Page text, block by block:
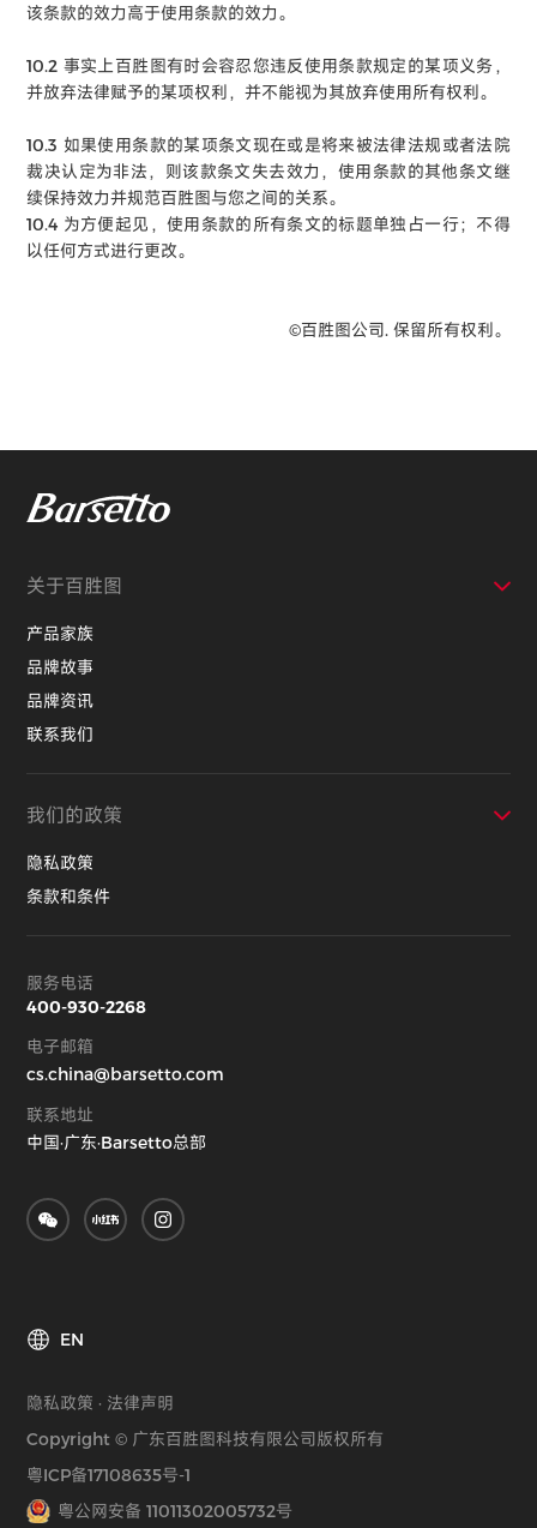
该条款的效力高于使用条款的效力。
10.2 事实上百胜图有时会容忍您违反使用条款规定的某项义务，
并放弃法律赋予的某项权利，并不能视为其放弃使用所有权利。
10.3 如果使用条款的某项条文现在或是将来被法律法规或者法院
裁决认定为非法，则该款条文失去效力，使用条款的其他条文继
续保持效力并规范百胜图与您之间的关系。
10.4 为方便起见，使用条款的所有条文的标题单独占一行；不得
以任何方式进行更改。
©️百胜图公司. 保留所有权利。
关于百胜图
产品家族
品牌故事
品牌资讯
联系我们
我们的政策
隐私政策
条款和条件
服务电话
400-930-2268
电子邮箱
cs.china@barsetto.com
联系地址
中国·广东·Barsetto总部
隐私政策 · 法律声明
Copyright © 广东百胜图科技有限公司版权所有
粤ICP备17108635号-1
粤公网安备 11011302005732号
EN